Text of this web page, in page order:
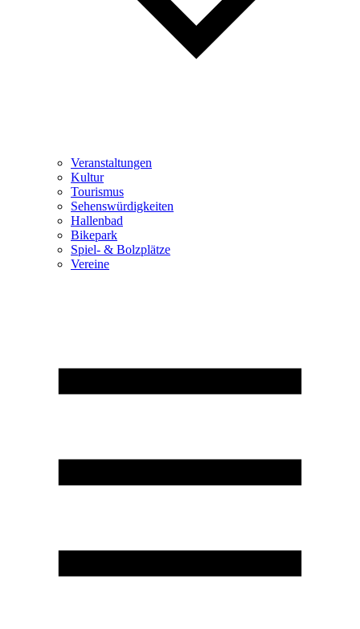
Veranstaltungen
Kultur
Tourismus
Sehenswürdigkeiten
Hallenbad
Bikepark
Spiel- & Bolzplätze
Vereine